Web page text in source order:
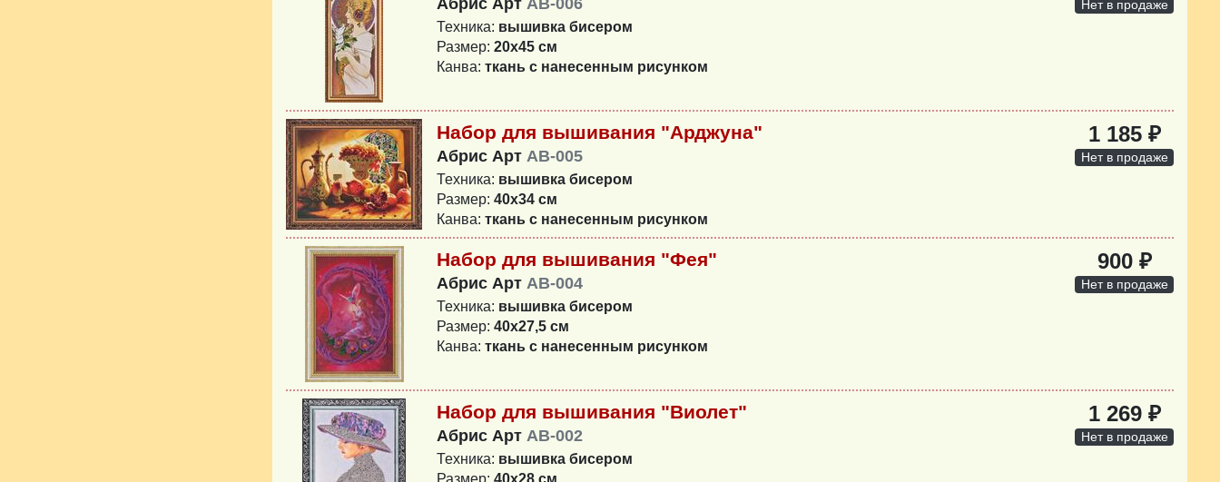
Техника: вышивка бисером
Размер: 20x45 см
Канва: ткань с нанесенным рисунком
Нет в продаже
Набор для вышивания "Арджуна"
Абрис Арт AB-005
Техника: вышивка бисером
Размер: 40x34 см
Канва: ткань с нанесенным рисунком
1 185 ₽
Нет в продаже
Набор для вышивания "Фея"
Абрис Арт AB-004
Техника: вышивка бисером
Размер: 40x27,5 см
Канва: ткань с нанесенным рисунком
900 ₽
Нет в продаже
Набор для вышивания "Виолет"
Абрис Арт AB-002
Техника: вышивка бисером
1 269 ₽
Нет в продаже